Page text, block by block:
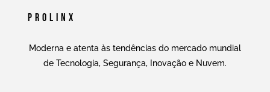
Prolinx
Moderna e atenta às tendências do mercado mundial
de Tecnologia, Segurança, Inovação e Nuvem.